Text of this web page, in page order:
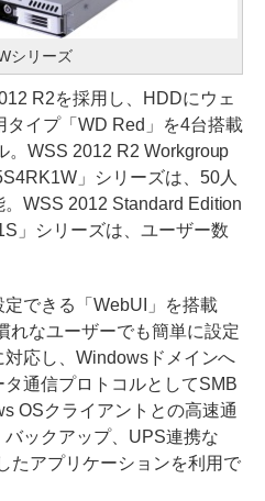
シリーズ
R2を採用し、HDDにウェ
タイプ「WD Red」を4台搭載
。WSS 2012 R2 Workgroup
」シリーズは、50人
WSS 2012 Standard Edition
」シリーズは、ユーザー数
できる「WebUI」を搭載
れなユーザーでも簡単に設定
応し、Windowsドメインへ
通信プロトコルとしてSMB
OSクライアントとの高速通
ックアップ、UPS連携な
たアプリケーションを利用で